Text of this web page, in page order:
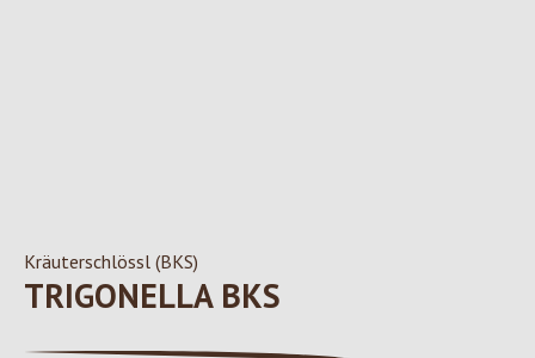
Kräuterschlössl (BKS)
TRIGONELLA BKS